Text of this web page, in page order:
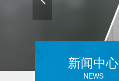
新闻中心
NEWS